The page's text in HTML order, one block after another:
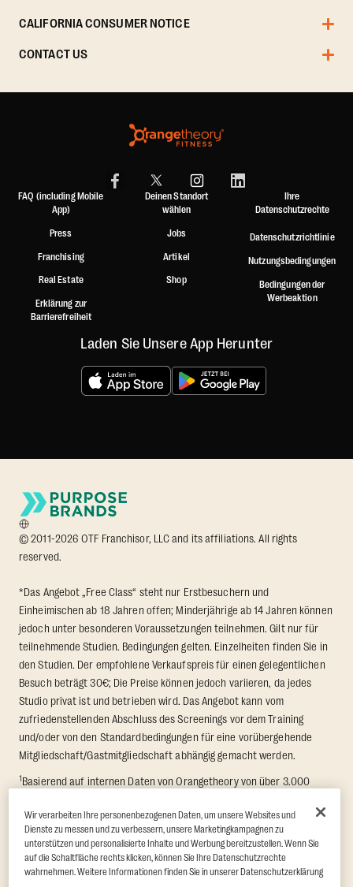
CALIFORNIA CONSUMER NOTICE
CONTACT US
FAQ (including Mobile
App)
Press
Franchising
Real Estate
Erklärung zur
Barrierefreiheit
Deinen Standort
wählen
Jobs
Artikel
Shop
Ihre
Datenschutzrechte
Datenschutzrichtlinie
Nutzungsbedingungen
Bedingungen der
Werbeaktion
Laden Sie Unsere App Herunter
© 2011-2026 OTF Franchisor, LLC and its affiliations. All rights
reserved.
*Das Angebot „Free Class“ steht nur Erstbesuchern und
Einheimischen ab 18 Jahren offen; Minderjährige ab 14 Jahren können
jedoch unter besonderen Voraussetzungen teilnehmen. Gilt nur für
teilnehmende Studien. Bedingungen gelten. Einzelheiten finden Sie in
den Studien. Der empfohlene Verkaufspreis für einen gelegentlichen
Besuch beträgt 30€; Die Preise können jedoch variieren, da jedes
Studio privat ist und betrieben wird. Das Angebot kann vom
zufriedenstellenden Abschluss des Screenings vor dem Training
und/oder von den Standardbedingungen für eine vorübergehende
Mitgliedschaft/Gastmitgliedschaft abhängig gemacht werden.
1Basierend auf internen Daten von Orangetheory von über 3.000
teilgenommen haben, bei der der durchschnittliche Fettabbau und
der Zuwachs an Magermasse gemessen wurden. Unterstützt durch
Ergebnisse von Quindry et al., 2021: “Physiologic and Psychologic
Responses to a High Intensity Functional Training Program.”Journal of
Wir verarbeiten Ihre personenbezogenen Daten, um unsere Websites und
Dienste zu messen und zu verbessern, unsere Marketingkampagnen zu
unterstützen und personalisierte Inhalte und Werbung bereitzustellen. Wenn Sie
auf die Schaltfläche rechts klicken, können Sie Ihre Datenschutzrechte
wahrnehmen. Weitere Informationen finden Sie in unserer Datenschutzerklärung